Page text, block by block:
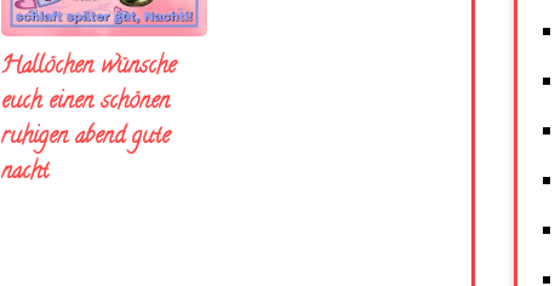
Hallöchen wünsche
euch einen schönen
ruhigen abend gute
nacht